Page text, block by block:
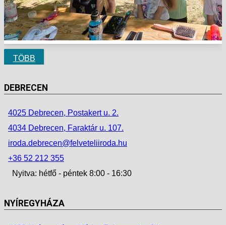
TÖBB
DEBRECEN
4025 Debrecen, Postakert u. 2.
4034 Debrecen, Faraktár u. 107.
iroda.debrecen@felveteliiroda.hu
+36 52 212 355
Nyitva: hétfő - péntek 8:00 - 16:30
NYÍREGYHÁZA